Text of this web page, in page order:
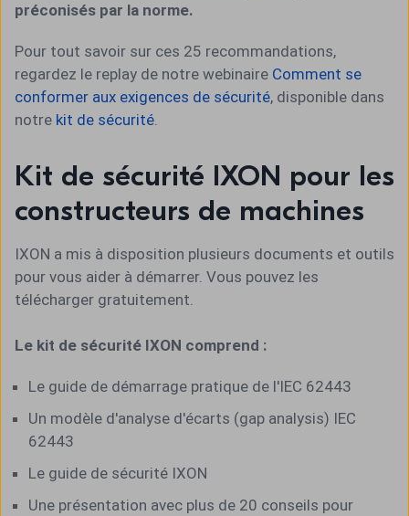
préconisés par la norme.
Pour tout savoir sur ces 25 recommandations,
regardez le replay de notre webinaire Comment se
conformer aux exigences de sécurité, disponible dans
notre kit de sécurité.
Kit de sécurité IXON pour les
constructeurs de machines
IXON a mis à disposition plusieurs documents et outils
pour vous aider à démarrer. Vous pouvez les
télécharger gratuitement.
Le kit de sécurité IXON comprend :
Le guide de démarrage pratique de l'IEC 62443
Un modèle d'analyse d'écarts (gap analysis) IEC
62443
Le guide de sécurité IXON
Une présentation avec plus de 20 conseils pour